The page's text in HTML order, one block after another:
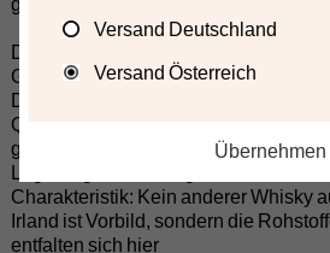
DER WHISKY FASS 5
Getreide: Kaltenberger Roggen (50 %
Destilliert: in unserer Brennerei
Qualität: reinstes Herzstück (Vor- und
großzügig abgetrennt)
Lagerung: Eichen-Zigarrenfass
Charakteristik: Kein anderer Whisky
Irland ist Vorbild, sondern die
entfalten sich hier
Versand Deutschland
Versand Österreich
Übernehmen